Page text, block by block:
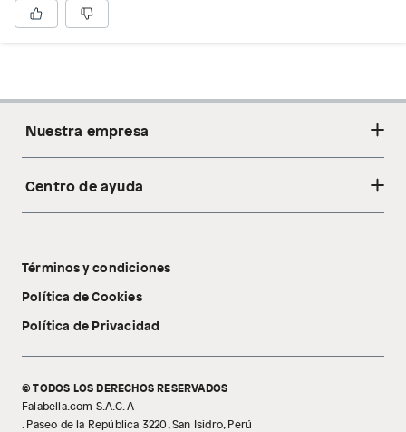
Nuestra empresa
Acerca de nosotros
Tecnología Pillow Walk
Centro de ayuda
Libro de reclamaciones
Términos y condiciones
Política de Cookies
Política de Privacidad
© TODOS LOS DERECHOS RESERVADOS
Falabella.com S.A.C. A
. Paseo de la República 3220, San Isidro, Perú